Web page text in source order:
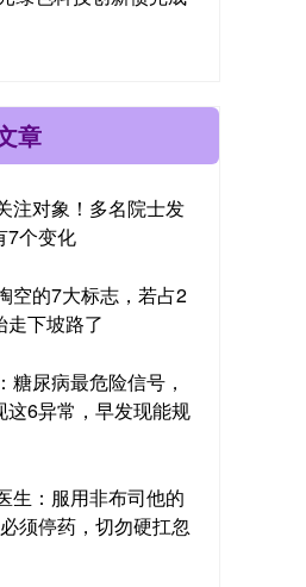
章
注对象！多名院士发
7个变化
空的7大标志，若占2
走下坡路了
糖尿病最危险信号，
6异常，早发现能规
生：服用非布司他的
须停药，切勿硬扛忽